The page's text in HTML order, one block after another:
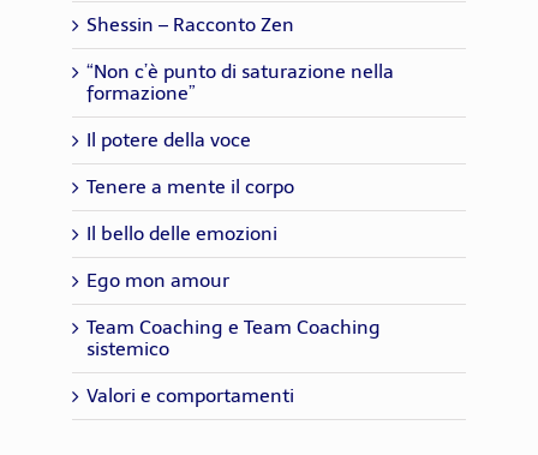
Shessin – Racconto Zen
“Non c’è punto di saturazione nella
formazione”
Il potere della voce
Tenere a mente il corpo
Il bello delle emozioni
Ego mon amour
Team Coaching e Team Coaching
sistemico
Valori e comportamenti